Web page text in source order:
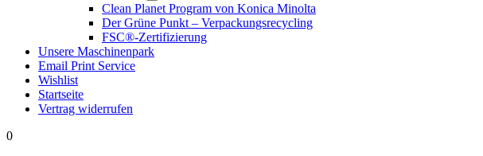
Clean Planet Program von Konica Minolta
Der Grüne Punkt – Verpackungsrecycling
FSC®-Zertifizierung
Unsere Maschinenpark
Email Print Service
Wishlist
Startseite
Vertrag widerrufen
0